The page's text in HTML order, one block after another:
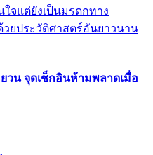
จแต่ยังเป็นมรดกทาง
ยประวัติศาสตร์อันยาวนาน
วน จุดเช็กอินห้ามพลาดเมื่อ